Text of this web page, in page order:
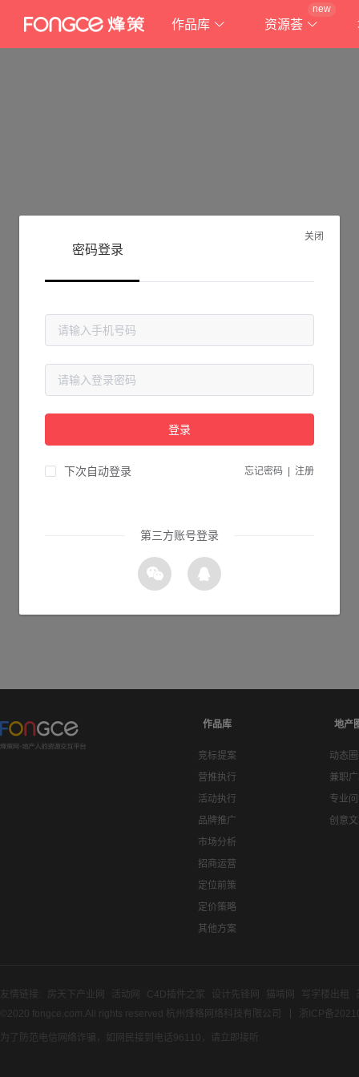
作品库 资源荟
new
抱歉!
请检查您输入的网址是否正确，或点击下面的按钮返回首页。
作品库
竞标提案
营推执行
活动执行
品牌推广
市场分析
招商运营
定位前策
定价策略
其他方案
地产
动态
兼职
专业
创意
友情链接: 房天下产业网 活动网 C4D插件之家 设计先锋网 猫啃网 写字楼出租
©2020 fongce.com.All rights reserved 杭州烽格网络科技有限公司
浙ICP备
为了防范电信网络诈骗，如网民接到电话96110，请立即接听
关闭
密码登录
登录
下次自动登录 忘记密码 注册
第三方账号登录